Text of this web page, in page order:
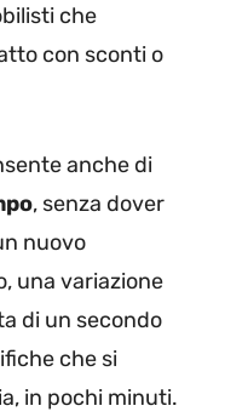
che
con sconti o
anche di
, senza dover
nuovo
una variazione
di un secondo
che si
in pochi minuti.